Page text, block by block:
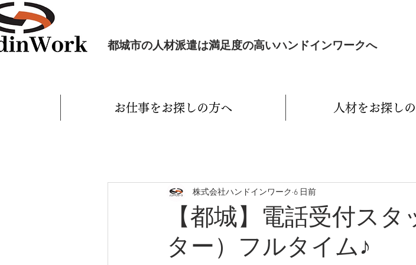
都城市の人材派遣は満足度の高いハンドインワークへ
お仕事をお探しの方へ 人材をお探し
【都城】電話受付ス
ター）フルタイム♪
株式会社ハンドインワーク 6 日前